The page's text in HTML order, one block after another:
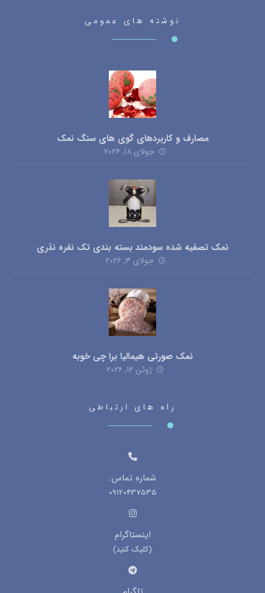
نوشته های عمومی
مصارف و کاربردهای گوی های سنگ نمک
جولای ۱۸, ۲۰۲۶
نمک تصفیه شده سودمند بسته بندی تک نفره نذری
جولای ۳, ۲۰۲۶
نمک صورتی هیمالیا برا چی خوبه
ژوئن ۱۲, ۲۰۲۶
راه های ارتباطی
شماره تماس:
09120437535
اینستاگرام
(کلیک کنید)